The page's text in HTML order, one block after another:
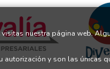
nuestra página web.
autorización y son las únicas